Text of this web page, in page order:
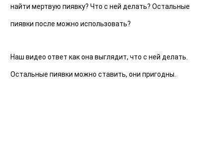
найти мертвую пиявку? Что с ней делать? Остальные
пиявки после можно использовать?
Наш видео ответ как она выглядит, что с ней делать.
Остальные пиявки можно ставить, они пригодны.